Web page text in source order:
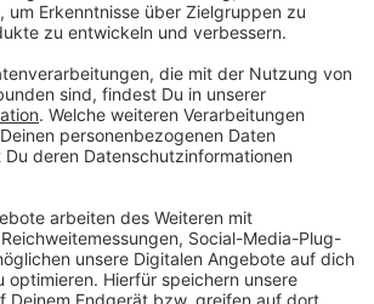
Klümper im Podcast. 2022 hat der
Preis bekommen - den
Award".Alle Infos zum
hier. Aktuell steckt er mit seinen
Version 9 seines neuen Produkts für